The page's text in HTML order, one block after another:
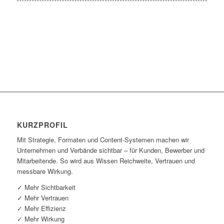
KURZ­PRO­FIL
Mit Stra­te­gie, For­ma­ten und Con­tent-Sys­te­men machen wir
Unter­neh­men und Ver­bän­de sicht­bar – für Kun­den, Bewer­ber und
Mit­ar­bei­ten­de. So wird aus Wis­sen Reich­wei­te, Ver­trau­en und
mess­ba­re Wirkung.
✓ Mehr Sichtbarkeit
✓ Mehr Vertrauen
✓ Mehr Effizienz
✓ Mehr Wirkung